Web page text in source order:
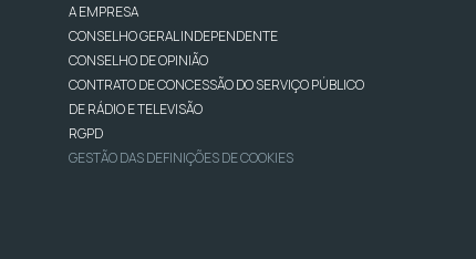
A EMPRESA
CONSELHO GERAL INDEPENDENTE
CONSELHO DE OPINIÃO
CONTRATO DE CONCESSÃO DO SERVIÇO PÚBLICO
DE RÁDIO E TELEVISÃO
RGPD
GESTÃO DAS DEFINIÇÕES DE COOKIES